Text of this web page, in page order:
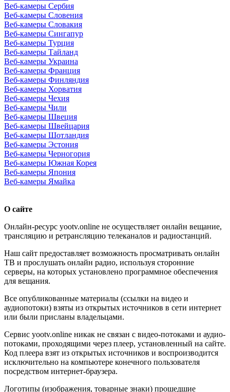
Веб-камеры Сербия
Веб-камеры Словения
Веб-камеры Словакия
Веб-камеры Сингапур
Веб-камеры Турция
Веб-камеры Тайланд
Веб-камеры Украина
Веб-камеры Франция
Веб-камеры Финляндия
Веб-камеры Хорватия
Веб-камеры Чехия
Веб-камеры Чили
Веб-камеры Швеция
Веб-камеры Швейцария
Веб-камеры Шотландия
Веб-камеры Эстония
Веб-камеры Черногория
Веб-камеры Южная Корея
Веб-камеры Япония
Веб-камеры Ямайка
О сайте
Онлайн-ресурс yootv.online не осуществляет онлайн вещание,
трансляцию и ретрансляцию телеканалов и радиостанций.
Наш сайт предоставляет возможность просматривать онлайн
ТВ и прослушать онлайн радио, используя сторонние
серверы, на которых установлено программное обеспечения
для вещания.
Все опубликованные материалы (ссылки на видео и
аудиопотоки) взяты из открытых источников в сети интернет
или были присланы владельцами.
Сервис yootv.online никак не связан с видео-потоками и аудио-
потоками, проходящими через плеер, установленный на сайте.
Код плеера взят из открытых источников и воспроизводится
исключительно на компьютере конечного пользователя
посредством интернет-браузера.
Логотипы (изображения, товарные знаки) прошедшие